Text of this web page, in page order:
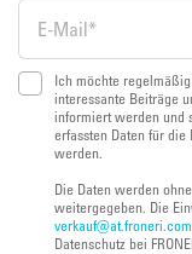
Ich möchte
interessante Beiträge
informiert werden und
erfassten Daten für
werden.
Die Daten werden
weitergegeben. Die
verkauf@at.froneri.com
Datenschutz bei